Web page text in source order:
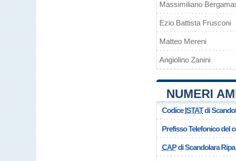
Massimiliano
Ezio Battista Frusconi
Matteo Mereni
Angiolino Zanini
NUMERI
CodiceISTATdi
Prefisso Telefonico del
CAPdi Scandolara